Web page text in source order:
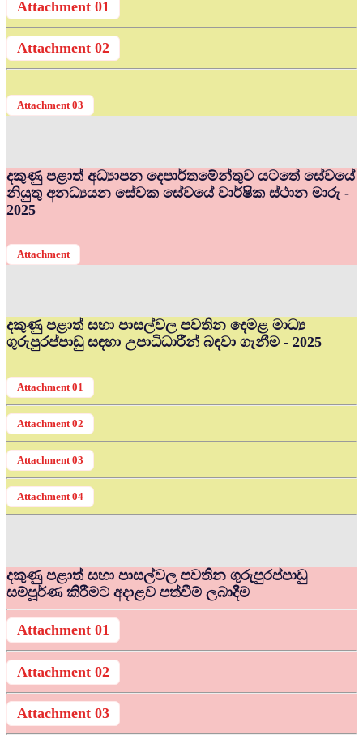
Attachment 01
Attachment 02
Attachment 03
දකුණු පළාත් අධ්‍යාපන දෙපාර්තමේන්තුව යටතේ සේවයේ
නියුතු අනධ්‍යයන සේවක සේවයේ වාර්ෂික ස්ථාන මාරු -
2025
Attachment
දකුණු පළාත් සභා පාසල්වල පවතින දෙමළ මාධ්‍ය
ගුරුපුරප්පාඩු සඳහා උපාධිධාරීන් බඳවා ගැනීම - 2025
Attachment 01
Attachment 02
Attachment 03
Attachment 04
දකුණු පළාත් සභා පාසල්වල පවතින ගුරුපුරප්පාඩු
සම්පූර්ණ කිරීමට අදාළව පත්වීම් ලබාදීම
Attachment 01
Attachment 02
Attachment 03